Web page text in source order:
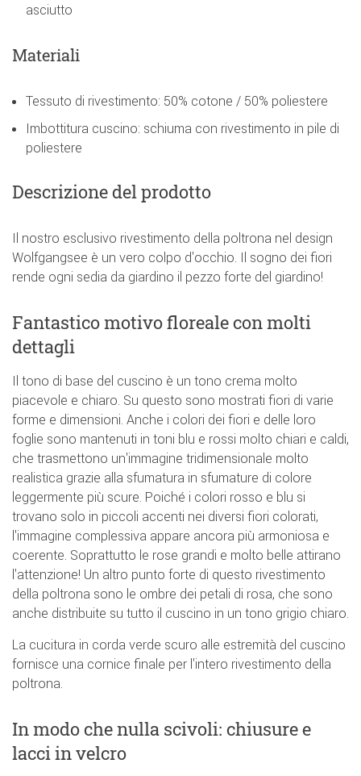
asciutto
Materiali
Tessuto di rivestimento: 50% cotone / 50% poliestere
Imbottitura cuscino: schiuma con rivestimento in pile di
poliestere
Descrizione del prodotto
Il nostro esclusivo rivestimento della poltrona nel design
Wolfgangsee è un vero colpo d'occhio. Il sogno dei fiori
rende ogni sedia da giardino il pezzo forte del giardino!
Fantastico motivo floreale con molti
dettagli
Il tono di base del cuscino è un tono crema molto
piacevole e chiaro. Su questo sono mostrati fiori di varie
forme e dimensioni. Anche i colori dei fiori e delle loro
foglie sono mantenuti in toni blu e rossi molto chiari e caldi,
che trasmettono un'immagine tridimensionale molto
realistica grazie alla sfumatura in sfumature di colore
leggermente più scure. Poiché i colori rosso e blu si
trovano solo in piccoli accenti nei diversi fiori colorati,
l'immagine complessiva appare ancora più armoniosa e
coerente. Soprattutto le rose grandi e molto belle attirano
l'attenzione! Un altro punto forte di questo rivestimento
della poltrona sono le ombre dei petali di rosa, che sono
anche distribuite su tutto il cuscino in un tono grigio chiaro.
La cucitura in corda verde scuro alle estremità del cuscino
fornisce una cornice finale per l'intero rivestimento della
poltrona.
In modo che nulla scivoli: chiusure e
lacci in velcro